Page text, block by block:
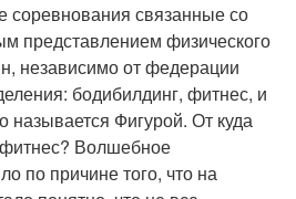
соревнования связанные со
представлением физического
независимо от федерации
бодибилдинг, фитнес, и
Фигурой. От куда
Волшебное
по причине того, что на